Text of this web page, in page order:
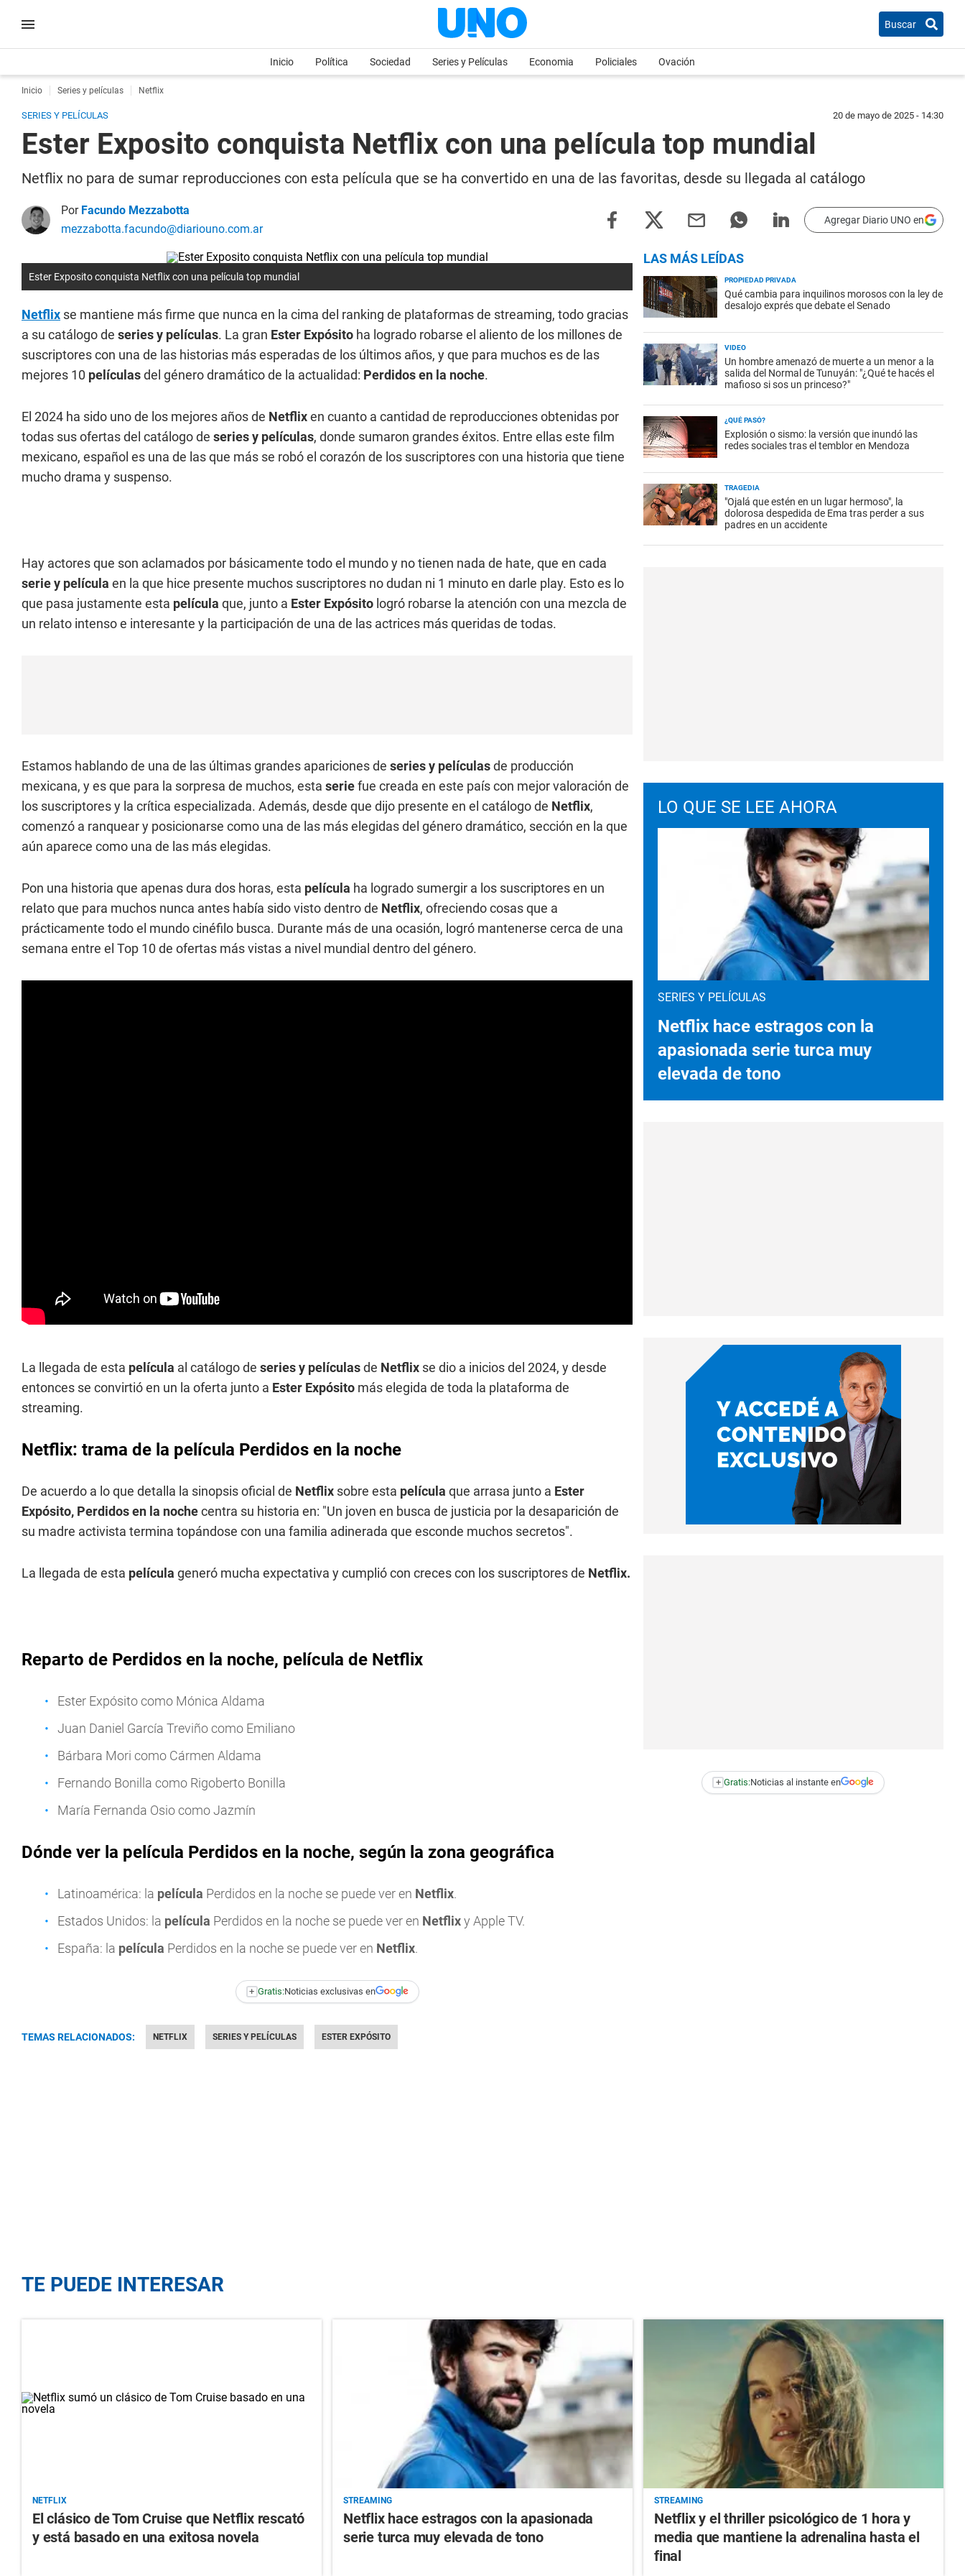
Buscar
Inicio Política Sociedad Series y Películas Economia Policiales Ovación
Inicio Series y películas Netflix
SERIES Y PELÍCULAS 20 de mayo de 2025 - 14:30
Ester Exposito conquista Netflix con una película top mundial
Netflix no para de sumar reproducciones con esta película que se ha convertido en una de las favoritas, desde su llegada al catálogo
Por Facundo Mezzabotta
mezzabotta.facundo@diariouno.com.ar
Agregar Diario UNO en
Ester Exposito conquista Netflix con una película top mundial
Netflix se mantiene más firme que nunca en la cima del ranking de plataformas de streaming, todo gracias
a su catálogo de series y películas. La gran Ester Expósito ha logrado robarse el aliento de los millones de
suscriptores con una de las historias más esperadas de los últimos años, y que para muchos es de las
mejores 10 películasdel género dramático de la actualidad: Perdidos en la noche.
El 2024 ha sido uno de los mejores años de Netflixen cuanto a cantidad de reproducciones obtenidas por
todas sus ofertas del catálogo de series y películas, donde sumaron grandes éxitos. Entre ellas este film
mexicano, español es una de las que más se robó el corazón de los suscriptores con una historia que tiene
mucho drama y suspenso.
Hay actores que son aclamados por básicamente todo el mundo y no tienen nada de hate, que en cada
serie y película en la que hice presente muchos suscriptores no dudan ni 1 minuto en darle play. Esto es lo
que pasa justamente esta película que, junto a Ester Expósito logró robarse la atención con una mezcla de
un relato intenso e interesante y la participación de una de las actrices más queridas de todas.
Estamos hablando de una de las últimas grandes apariciones de series y películasde producción
mexicana, y es que para la sorpresa de muchos, esta seriefue creada en este país con mejor valoración de
los suscriptores y la crítica especializada. Además, desde que dijo presente en el catálogo de Netflix,
comenzó a ranquear y posicionarse como una de las más elegidas del género dramático, sección en la que
aún aparece como una de las más elegidas.
Pon una historia que apenas dura dos horas, esta película ha logrado sumergir a los suscriptores en un
relato que para muchos nunca antes había sido visto dentro de Netflix, ofreciendo cosas que a
prácticamente todo el mundo cinéfilo busca. Durante más de una ocasión, logró mantenerse cerca de una
semana entre el Top 10 de ofertas más vistas a nivel mundial dentro del género.
La llegada de esta película al catálogo de series y películasde Netflix se dio a inicios del 2024, y desde
entonces se convirtió en un la oferta junto a Ester Expósito más elegida de toda la plataforma de
streaming.
Netflix: trama de la película Perdidos en la noche
De acuerdo a lo que detalla la sinopsis oficial de Netflix sobre esta película que arrasa junto a Ester
Expósito, Perdidos en la nochecentra su historia en: "Un joven en busca de justicia por la desaparición de
su madre activista termina topándose con una familia adinerada que esconde muchos secretos".
La llegada de esta película generó mucha expectativa y cumplió con creces con los suscriptores de Netflix.
Reparto de Perdidos en la noche, película de Netflix
Ester Expósito como Mónica Aldama
Juan Daniel García Treviño como Emiliano
Bárbara Mori como Cármen Aldama
Fernando Bonilla como Rigoberto Bonilla
María Fernanda Osio como Jazmín
Dónde ver la película Perdidos en la noche, según la zona geográfica
Latinoamérica: la película Perdidos en la noche se puede ver en Netflix.
Estados Unidos: la película Perdidos en la noche se puede ver en Netflixy Apple TV.
España: la película Perdidos en la noche se puede ver en Netflix.
+ Gratis:Noticias exclusivas en
TEMAS RELACIONADOS: NETFLIX SERIES Y PELÍCULAS ESTER EXPÓSITO
LAS MÁS LEÍDAS
PROPIEDAD PRIVADA
Qué cambia para inquilinos morosos con la ley de
desalojo exprés que debate el Senado
VIDEO
Un hombre amenazó de muerte a un menor a la
salida del Normal de Tunuyán: "¿Qué te hacés el
mafioso si sos un princeso?"
¿QUÉ PASÓ?
Explosión o sismo: la versión que inundó las
redes sociales tras el temblor en Mendoza
TRAGEDIA
"Ojalá que estén en un lugar hermoso", la
dolorosa despedida de Ema tras perder a sus
padres en un accidente
LO QUE SE LEE AHORA
SERIES Y PELÍCULAS
Netflix hace estragos con la
apasionada serie turca muy
elevada de tono
+ Gratis:Noticias al instante en
TE PUEDE INTERESAR
NETFLIX
El clásico de Tom Cruise que Netflix rescató
y está basado en una exitosa novela
STREAMING
Netflix hace estragos con la apasionada
serie turca muy elevada de tono
STREAMING
Netflix y el thriller psicológico de 1 hora y
media que mantiene la adrenalina hasta el
final